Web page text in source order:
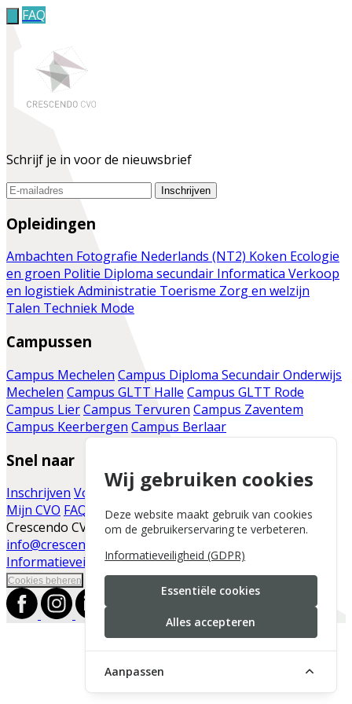
FAQ
Schrijf je in voor de nieuwsbrief
Inschrijven
Opleidingen
Ambachten Fotografie Nederlands (NT2) Koken Ecologie
en groen Politie Diploma secundair Informatica Verkoop
en logistiekAdministratie Toerisme Zorg en welzijn
Talen Techniek Mode
Campussen
Campus Mechelen Campus Diploma Secundair Onderwijs
Mechelen Campus GLTT Halle Campus GLTT Rode
Campus LierCampus Tervuren Campus Zaventem
Campus Keerbergen Campus Berlaar
Snel naar
Inschrijven Voor de cursist
Mijn CVO FAQ ContactMoodle Blog
Crescendo CVO | Vaartdijk 86 | 2800 Mechelen |
info@crescendo-cvo.be
Informatieveiligheid|
Cookies beheren
Wij gebruiken cookies
Deze website maakt gebruik van cookies
om de gebruikerservaring te verbeteren.
Informatieveiligheid (GDPR)
Essentiële cookies
Alles accepteren
Aanpassen